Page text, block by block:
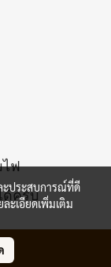
ฟ
ด้ครับ
ะประสบการณ์ที่ดี
ะเอียดเพิ่มเติม